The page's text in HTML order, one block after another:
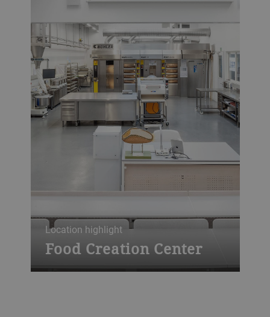
Location highlight
Food Creation Center
Our Food Creation Center in Uzwil,